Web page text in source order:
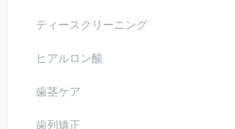
ティースクリーニング
ヒアルロン酸
歯茎ケア
歯列矯正